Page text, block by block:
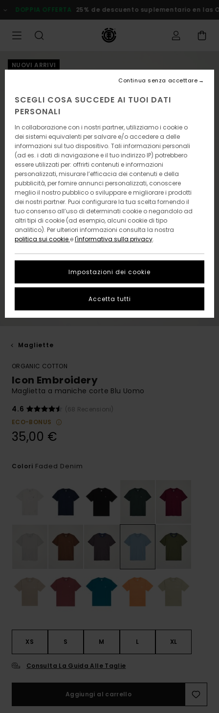
alle
informazioni
prodotto
DOPPIA OFFERTA 25% de descuento suplementario en
NUOVI ARRIVI
Magliette
ORGANIC COTTON
Icon Embroidery
Maglietta a maniche corte Blu Uomo
4.6
(68 Recensioni)
ECO-BONUS
35,00 €
Colori Faded Denim
XS S M L XL
Consulta La Guida Alle Taglie
Aggiungi al carrello
SCEGLI COSA SUCCEDE AI TUOI DATI
PERSONALI
In collaborazione con i nostri partner, utilizziamo i cookie o
dei sistemi equivalenti per salvare e/o accedere a delle
informazioni sul tuo dispositivo. Tali informazioni personali
(ad es. i dati di navigazione e il tuo indirizzo IP) potrebbero
essere utilizzati per: offrirti contenuti e informazioni
personalizzati, misurare l’efficacia dei contenuti e della
pubblicità, per fornire annunci personalizzati, conoscere
meglio il nostro pubblico o sviluppare e migliorare i prodotti
dei nostri partner. Puoi configurare la tua scelta fornendo il
tuo consenso all’uso di determinati cookie o negandolo ad
altri tipi di cookie (ad esempio, alcuni cookie di tipo
analitico). Per ulteriori informazioni consulta la nostra
politica sui cookie el'informativa sulla privacy.
Impostazioni dei cookie
Continua senza accettare
Accetta tutti